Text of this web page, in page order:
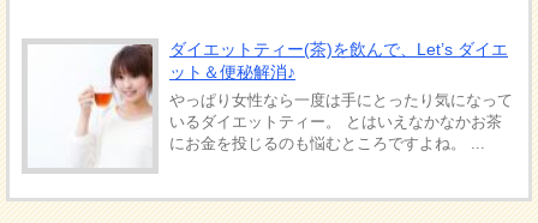
ダイエットティー(茶)を飲んで、Let’s ダイエ
ット＆便秘解消♪
やっぱり女性なら一度は手にとったり気になって
いるダイエットティー。 とはいえなかなかお茶
にお金を投じるのも悩むところですよね。 ...